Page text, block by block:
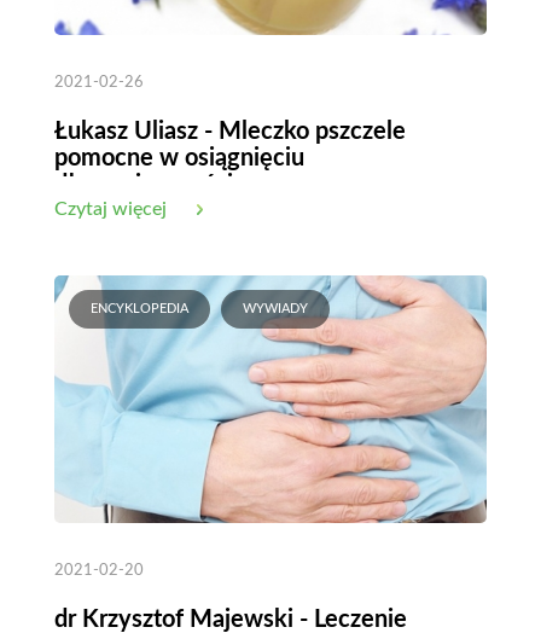
2021-02-26
Łukasz Uliasz - Mleczko pszczele
pomocne w osiągnięciu
Czytaj więcej
ENCYKLOPEDIA WYWIADY
2021-02-20
dr Krzysztof Majewski - Leczenie